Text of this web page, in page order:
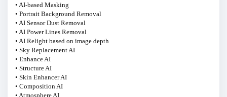
• AI-based Masking
• Portrait Background Removal
• AI Sensor Dust Removal
• AI Power Lines Removal
• AI Relight based on image depth
• Sky Replacement AI
• Enhance AI
• Structure AI
• Skin Enhancer AI
• Composition AI
• Atmosphere AI